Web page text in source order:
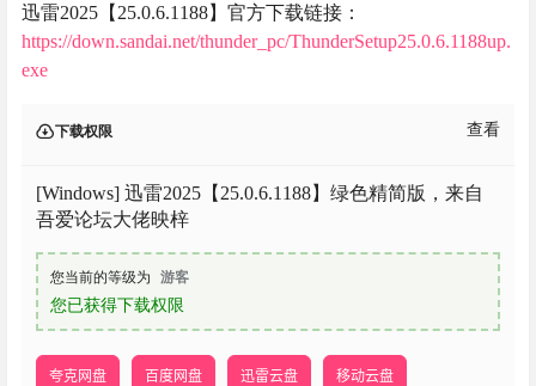
迅雷2025【25.0.6.1188】官方下载链接：
https://down.sandai.net/thunder_pc/ThunderSetup25.0.6.1188up.
exe
下载权限 查看
[Windows] 迅雷2025【25.0.6.1188】绿色精简版，来自
吾爱论坛大佬映梓
您当前的等级为 游客
您已获得下载权限
夸克网盘 百度网盘 迅雷云盘 移动云盘